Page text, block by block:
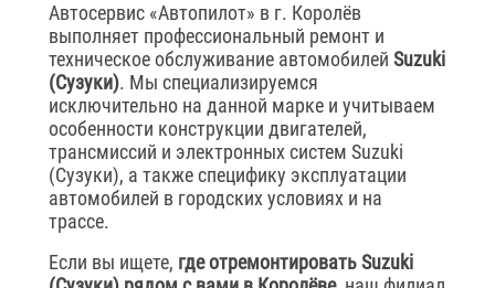
Автосервис «Автопилот» в г. Королёв
выполняет профессиональный ремонт и
техническое обслуживание автомобилей Suzuki
(Сузуки). Мы специализируемся
исключительно на данной марке и учитываем
особенности конструкции двигателей,
трансмиссий и электронных систем Suzuki
(Сузуки), а также специфику эксплуатации
автомобилей в городских условиях и на
трассе.
Если вы ищете, где отремонтировать Suzuki